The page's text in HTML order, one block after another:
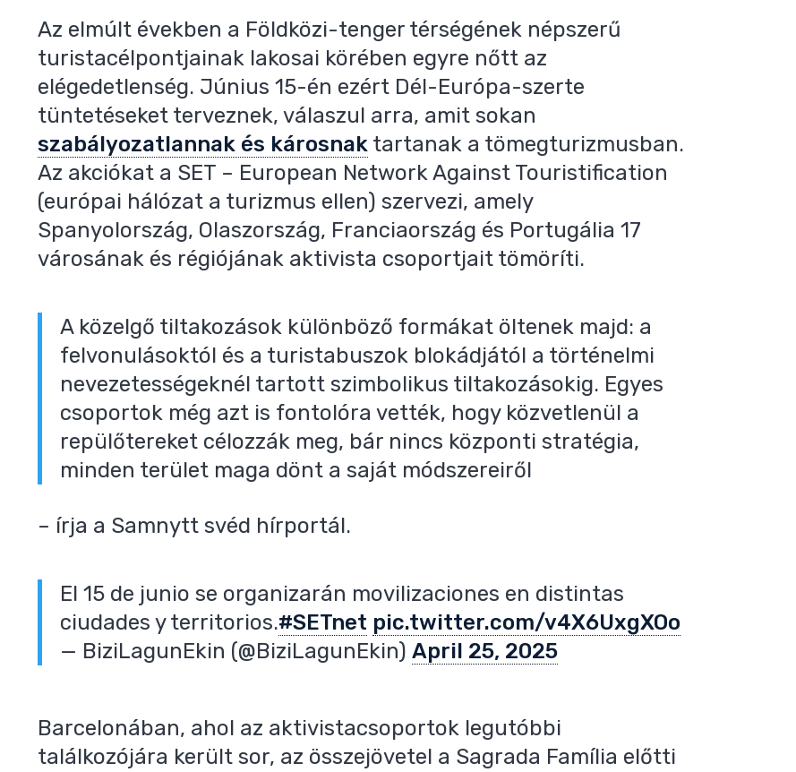
Az elmúlt években a Földközi-tenger térségének népszerű
turistacélpontjainak lakosai körében egyre nőtt az
elégedetlenség. Június 15-én ezért Dél-Európa-szerte
tüntetéseket terveznek, válaszul arra, amit sokan
szabályozatlannak és károsnak tartanak a tömegturizmusban.
Az akciókat a SET – European Network Against Touristification
(európai hálózat a turizmus ellen) szervezi, amely
Spanyolország, Olaszország, Franciaország és Portugália 17
városának és régiójának aktivista csoportjait tömöríti.
A közelgő tiltakozások különböző formákat öltenek majd: a
felvonulásoktól és a turistabuszok blokádjától a történelmi
nevezetességeknél tartott szimbolikus tiltakozásokig. Egyes
csoportok még azt is fontolóra vették, hogy közvetlenül a
repülőtereket célozzák meg, bár nincs központi stratégia,
minden terület maga dönt a saját módszereiről
– írja a Samnytt svéd hírportál.
El 15 de junio se organizarán movilizaciones en distintas
ciudades y territorios.#SETnet pic.twitter.com/v4X6UxgXOo
— BiziLagunEkin (@BiziLagunEkin)April 25, 2025
Barcelonában, ahol az aktivistacsoportok legutóbbi
találkozójára került sor, az összejövetel a Sagrada Família előtti